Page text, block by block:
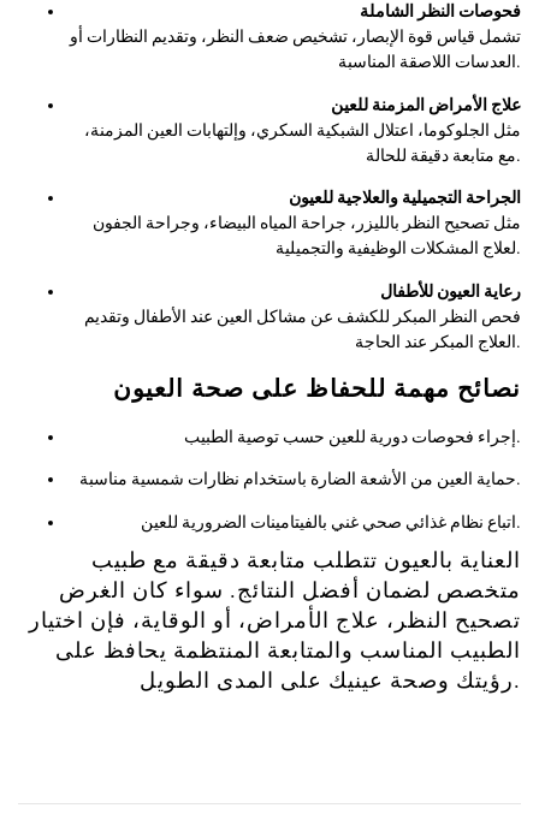
فحوصات النظر الشاملة
تشمل قياس قوة الإبصار، تشخيص ضعف النظر، وتقديم النظارات أو
العدسات اللاصقة المناسبة.
علاج الأمراض المزمنة للعين
مثل الجلوكوما، اعتلال الشبكية السكري، وإلتهابات العين المزمنة،
مع متابعة دقيقة للحالة.
الجراحة التجميلية والعلاجية للعيون
مثل تصحيح النظر بالليزر، جراحة المياه البيضاء، وجراحة الجفون
لعلاج المشكلات الوظيفية والتجميلية.
رعاية العيون للأطفال
فحص النظر المبكر للكشف عن مشاكل العين عند الأطفال وتقديم
العلاج المبكر عند الحاجة.
نصائح مهمة للحفاظ على صحة العيون
إجراء فحوصات دورية للعين حسب توصية الطبيب.
حماية العين من الأشعة الضارة باستخدام نظارات شمسية مناسبة.
اتباع نظام غذائي صحي غني بالفيتامينات الضرورية للعين.
العناية بالعيون تتطلب متابعة دقيقة مع طبيب
متخصص لضمان أفضل النتائج. سواء كان الغرض
تصحيح النظر، علاج الأمراض، أو الوقاية، فإن اختيار
الطبيب المناسب والمتابعة المنتظمة يحافظ على
رؤيتك وصحة عينيك على المدى الطويل.